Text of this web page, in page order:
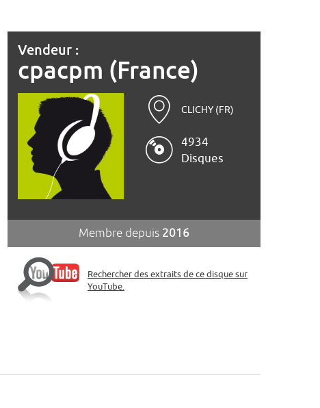
Vendeur :
cpacpm (France)
CLICHY (FR)
4934
Disques
Membre depuis 2016
Rechercher des extraits de ce disque sur
YouTube.